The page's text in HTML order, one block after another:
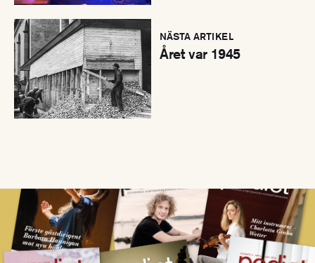
NÄSTA ARTIKEL
Året var 1945